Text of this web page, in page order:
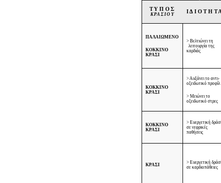
ΤΥΠΟΣ
ΚΡΑΣΙΟΥ
ΠΑΛΑΙΩΜΕΝΟ
ΚΟΚΚΙΝΟ
ΚΡΑΣΙ
> Βελτιώνει τη
λειτουργία της
καρδιάς
ΚΟΚΚΙΝΟ
ΚΡΑΣΙ
> Αυξάνει το αντι-
οξειδωτικό προφίλ
> Μειώνει το
οξειδωτικό στρες
ΚΟΚΚΙΝΟ
ΚΡΑΣΙ
> Ευεργετική
σε νεφρικές
παθήσεις
ΚΡΑΣΙ
> Ευεργετική
σε καρδιοπάθειες